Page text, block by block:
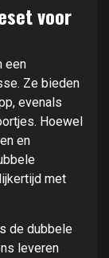
voor
een
Ze bieden
evenals
Hoewel
en
met
de dubbele
leveren